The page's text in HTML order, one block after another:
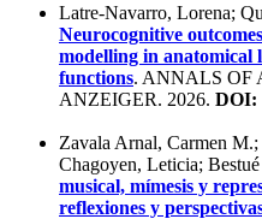
Latre-Navarro, Lorena;
Neurocognitive
modelling in anatomical
functions. ANNALS OF
ANZEIGER. 2026. DOI:
Zavala Arnal, Carmen
Chagoyen, Leticia;
musical, mímesis y
reflexiones y